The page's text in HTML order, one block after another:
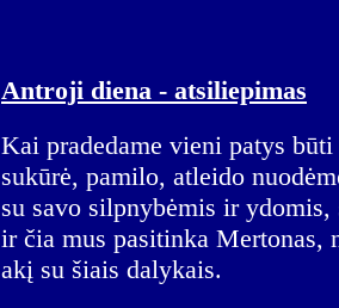
Antroji diena - atsiliepimas
Kai pradedame vieni patys
sukūrė, pamilo, atleido
su savo silpnybėmis ir
ir čia mus pasitinka Mertonas,
akį su šiais dalykais.